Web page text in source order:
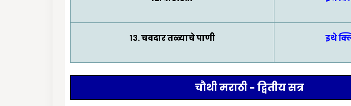
१३. चवदार तळ्याचे पाणी इथे
चौथी मराठी - द्वितीय सत्र